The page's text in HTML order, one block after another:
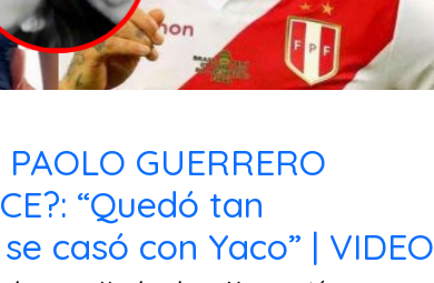
GUERRERO
“Quedó tan
casó con Yaco” | VIDEO